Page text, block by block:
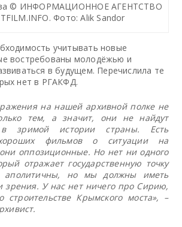
© ИНФОРМАЦИОННОЕ АГЕНТСТВО
Фото: Alik Sandor
учитывать новые
востребованы молодёжью и
в будущем. Перечислила те
нет в РГАКФД.
на нашей архивной полке не
тем, а значит, они не найдут
в зримой истории страны. Есть
фильмов о ситуации на
оппозиционные. Но нет ни одного
отражает государственную точку
но мы должны иметь
зрения. У нас нет ничего про Сирию,
строительстве Крымского моста», –